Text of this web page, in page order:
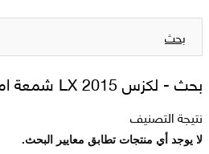
بحث
بحث - لكزس 2015 LX شمعة امامي يمين
نتيجة التصنيف
لا يوجد أي منتجات تطابق معايير البحث.